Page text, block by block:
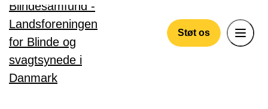
Gå til hovedindhold
Støt os